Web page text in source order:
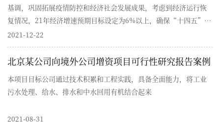
基调，巩固拓展疫情防控和经济社会发展成果，考虑到经济运行恢
复情况，21年经济增速预期目标设定为6%以上，确保“十四五”开
好局起好步，以优异成绩庆祝共产党成立100周年。较高水平的经济
增长目标无疑在基本面上为各行各业的生产销售活动释放了积极的
信号，也增添了新的压力和动力。2021年将继续深化“放管服”改
建“一带一路”高质量发展，构建面向全球的高标准自由贸易区网
络，在此政策刺激、出口需求拉动的基础上，整体为项目运行带来
2021-12-22
北京某公司向境外公司增资项目可行性研究报告案例
本项目目标公司通过技术积累和工程实践，具备全面能力，将工业
污水处理、给水、排水和中水回用有机结合起来
2021-08-31